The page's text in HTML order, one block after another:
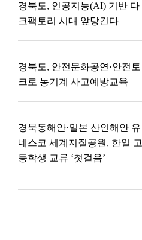
경북도, 인공지능(AI) 기반 다
크팩토리 시대 앞당긴다
경북도, 안전문화공연·안전토
크로 농기계 사고예방교육
경북동해안·일본 산인해안 유
네스코 세계지질공원, 한일 고
등학생 교류 ‘첫걸음’